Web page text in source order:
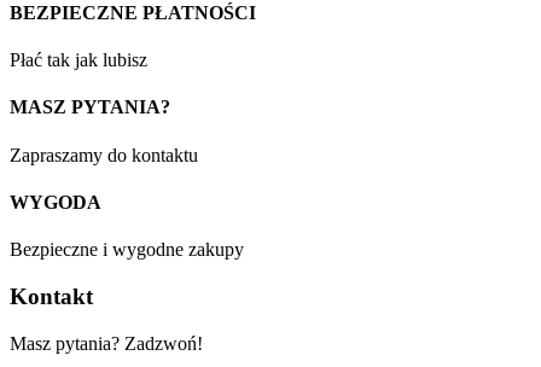
BEZPIECZNE PŁATNOŚCI
Płać tak jak lubisz
MASZ PYTANIA?
Zapraszamy do kontaktu
WYGODA
Bezpieczne i wygodne zakupy
Kontakt
Masz pytania? Zadzwoń!